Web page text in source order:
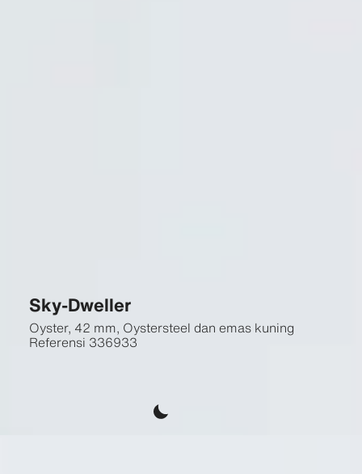
Sky-Dweller
Oyster, 42 mm, Oystersteel dan emas kuning
Referensi 336933